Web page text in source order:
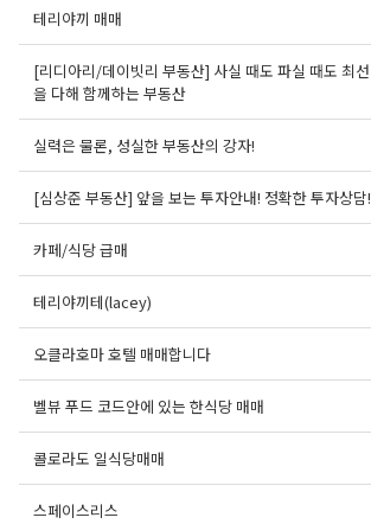
테리야끼 매매
[리디아리/데이빗리 부동산] 사실 때도 파실 때도 최선
을 다해 함께하는 부동산
실력은 물론, 성실한 부동산의 강자!
[심상준 부동산] 앞을 보는 투자안내! 정확한 투자상담!
카페/식당 급매
테리야끼테(lacey)
오클라호마 호텔 매매합니다
벨뷰 푸드 코드안에 있는 한식당 매매
콜로라도 일식당매매
스페이스리스